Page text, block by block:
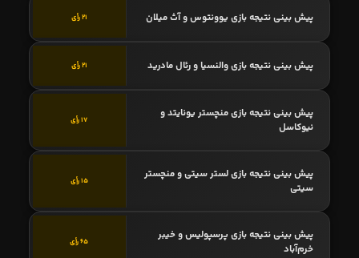
پیش بینی نتیجه بازی یوونتوس و آث میلان 21 رأی
پیش بینی نتیجه بازی والنسیا و رئال مادرید 21 رأی
پیش بینی نتیجه بازی منچستر یونایتد و
نیوکاسل
17 رأی
پیش بینی نتیجه بازی لستر سیتی و منچستر
سیتی
15 رأی
پیش بینی نتیجه بازی پرسپولیس و خیبر
خرم‌آباد
65 رأی